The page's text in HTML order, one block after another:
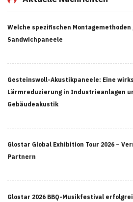
Welche spezifischen
Sandwichpaneele
Gesteinswoll-Akustikpaneele: Eine
Lärmreduzierung in Industrieanlagen
Gebäudeakustik
Glostar Global Exhibition Tour 2026 –
Partnern
Glostar 2026 BBQ-Musikfestival